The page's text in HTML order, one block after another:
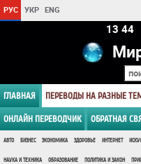
РУС УКР ENG
13 44
ГЛАВНАЯ ПЕРЕВОДЫ НА РАЗНЫЕ
ОНЛАЙН ПЕРЕВОДЧИК ОБРАТНАЯ
АВТО БИЗНЕС ЭКОНОМИКА ЗДОРОВЬЕ ИНТЕРНЕТ
НАУКА И ТЕХНИКА ОБРАЗОВАНИЕ ПОЛИТИКА И ЗАКОН